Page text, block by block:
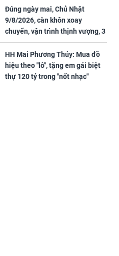
Đúng ngày mai, Chủ Nhật
9/8/2026, càn khôn xoay
chuyển, vận trình thịnh vượng, 3
con giáp nhận phúc khí nhà trời,
tình tiền đỏ như son, vận may
hanh thông
HH Mai Phương Thúy: Mua đồ
hiệu theo "lô", tặng em gái biệt
thự 120 tỷ trong "nốt nhạc"